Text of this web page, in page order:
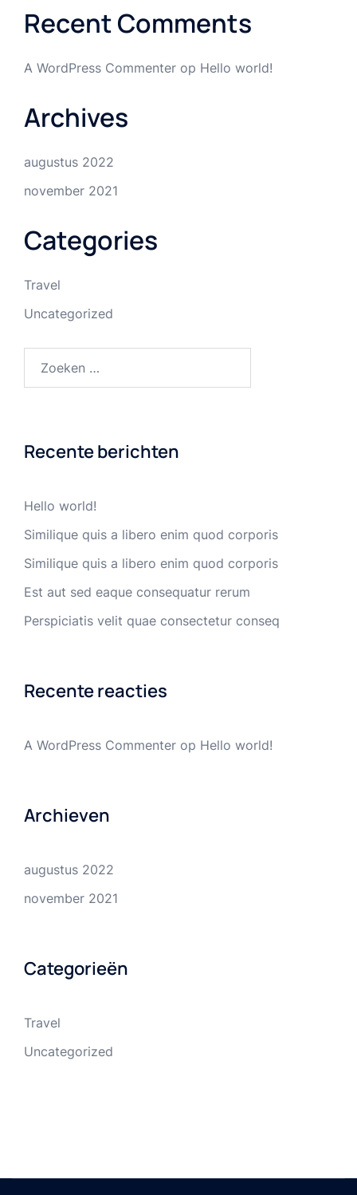
Recent Comments
A WordPress Commenter op Hello world!
Archives
augustus 2022
november 2021
Categories
Travel
Uncategorized
naar:
Recente berichten
Hello world!
Similique quis a libero enim quod corporis
Similique quis a libero enim quod corporis
Est aut sed eaque consequatur rerum
Perspiciatis velit quae consectetur conseq
Recente reacties
A WordPress Commenter op Hello world!
Archieven
augustus 2022
november 2021
Categorieën
Travel
Uncategorized